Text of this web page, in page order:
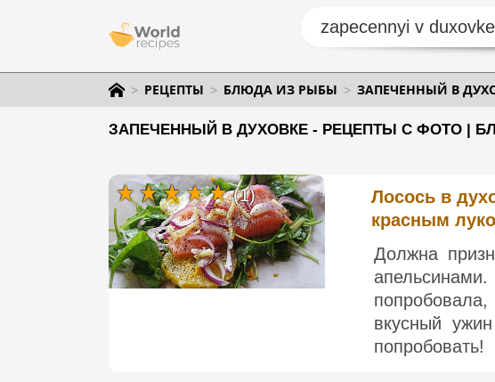
РЕЦЕПТЫ БЛЮДА ИЗ РЫБЫ ЗАПЕЧЕННЫЙ В
ЗАПЕЧЕННЫЙ В ДУХОВКЕ - РЕЦЕПТЫ С ФОТО |
Лосось в
красным
Должна
вкусный
попробовать!
(1)